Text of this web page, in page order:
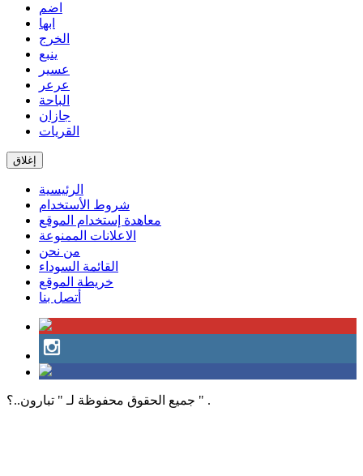
اضم
ابها
الخرج
ينبع
عسير
عرعر
الباحة
جازان
القريات
إغلاق
الرئيسية
شروط الأستخدام
معاهدة إستخدام الموقع
الاعلانات الممنوعة
من نحن
القائمة السوداء
خريطة الموقع
أتصل بنا
جميع الحقوق محفوظة لـ " تبارون..؟ " .